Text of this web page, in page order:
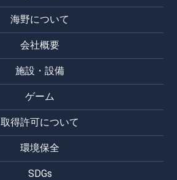
海野について
会社概要
施設・設備
ゲーム
取得許可について
環境保全
SDGs